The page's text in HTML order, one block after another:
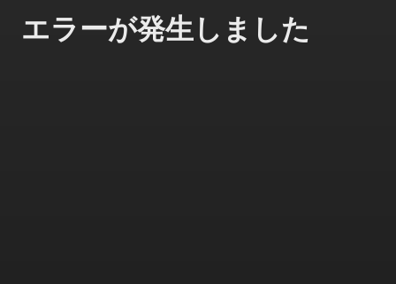
エラーが発生しました